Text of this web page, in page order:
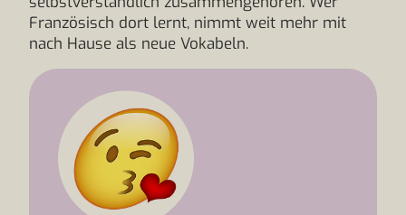
Französisch dort lernt, nimmt weit mehr mit
nach Hause als neue Vokabeln.